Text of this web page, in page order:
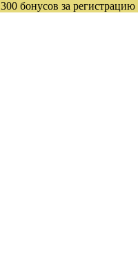
300 бонусов за регистрацию